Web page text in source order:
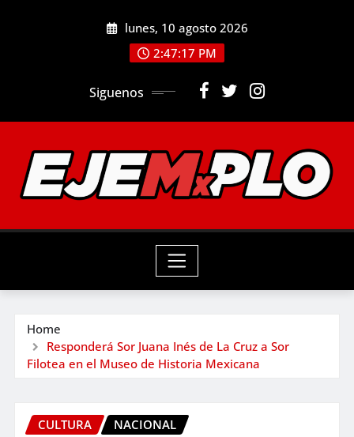
lunes, 10 agosto 2026
2:47:18 PM
Siguenos
Home
Responderá Sor Juana Inés de La Cruz a Sor
Filotea en el Museo de Historia Mexicana
CULTURA NACIONAL